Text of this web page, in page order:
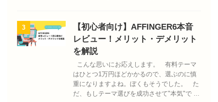
3
【初心者向け】AFFINGER6本音
レビュー！メリット・デメリット
を解説
こんな思いにお応えします。 有料テーマ
はひとつ1万円ほどかかるので、選ぶのに慎
重になりますよね。ぼくもそうでした。 た
だ、もしテーマ選びを成功させて"本気"で ...